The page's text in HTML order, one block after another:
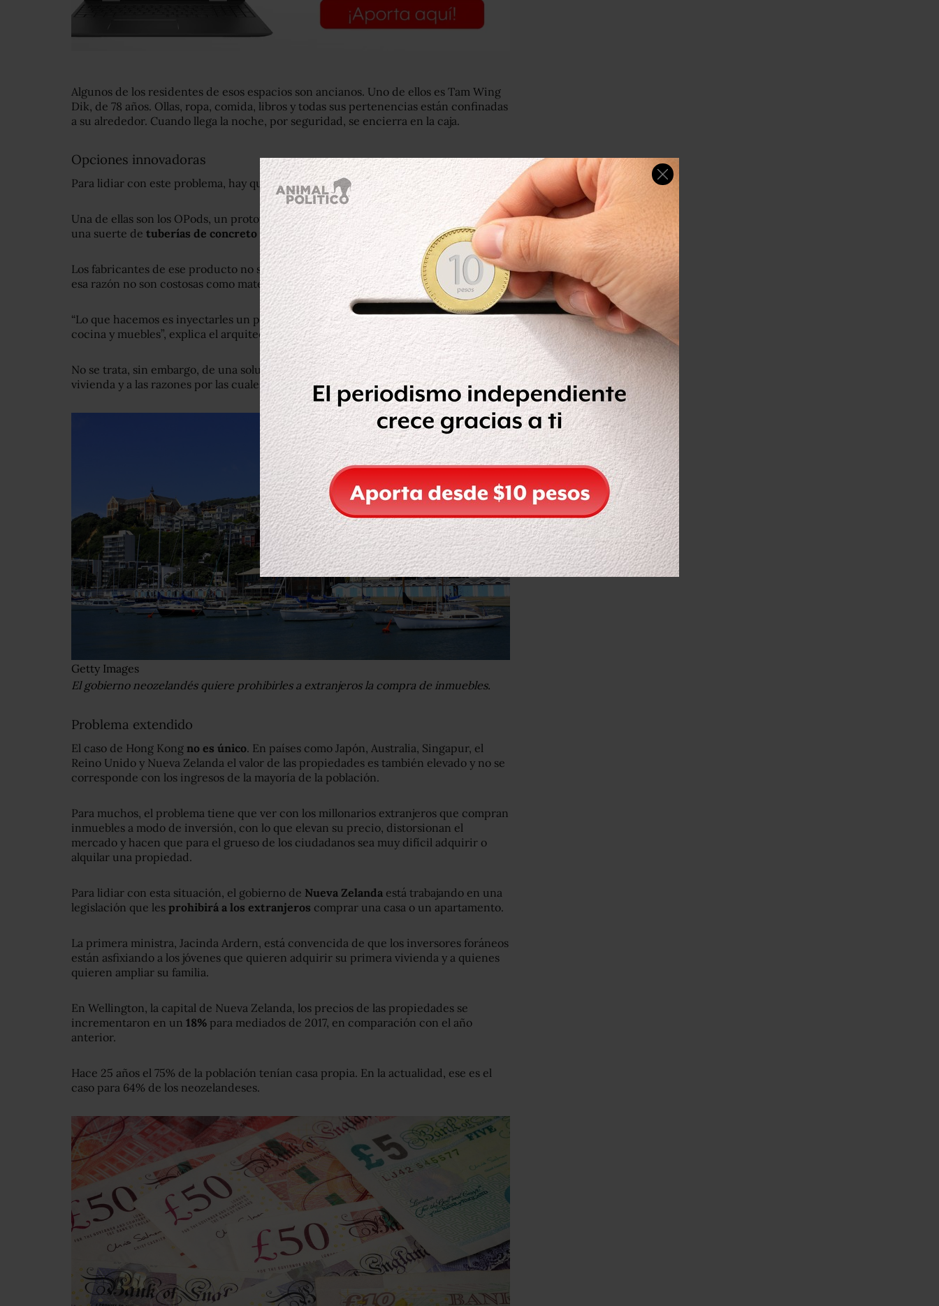
Algunos de los residentes de esos espacios son ancianos. Uno de ellos es Tam Wing
Dik, de 78 años. Ollas, ropa, comida, libros y todas sus pertenencias están confinadas
a su alrededor. Cuando llega la noche, por seguridad, se encierra en la caja.
Opciones innovadoras
Para lidiar con este problema, hay quienes han pensado en soluciones creativas.
Una de ellas son los OPods, un prototipo de apartamento pequeño construido en
una suerte de tuberías de concreto que se utilizan para el drenaje del agua.
Los fabricantes de ese producto no suelen utilizar todas las tuberías que crean y por
esa razón no son costosas como materia prima.
“Lo que hacemos es inyectarles un poco de capital. Incluimos un baño, una ducha,
cocina y muebles”, explica el arquitecto James Law, el promotor de la propuesta.
No se trata, sin embargo, de una solución permanente frente al alto costo de la
vivienda y a las razones por las cuales se presenta esa situación.
Getty Images
El gobierno neozelandés quiere prohibirles a extranjeros la compra de inmuebles.
Problema extendido
El caso de Hong Kong no es único. En países como Japón, Australia, Singapur, el
Reino Unido y Nueva Zelanda el valor de las propiedades es también elevado y no se
corresponde con los ingresos de la mayoría de la población.
Para muchos, el problema tiene que ver con los millonarios extranjeros que compran
inmuebles a modo de inversión, con lo que elevan su precio, distorsionan el
mercado y hacen que para el grueso de los ciudadanos sea muy difícil adquirir o
alquilar una propiedad.
Para lidiar con esta situación, el gobierno de Nueva Zelanda está trabajando en una
legislación que les prohibirá a los extranjeros comprar una casa o un apartamento.
La primera ministra, Jacinda Ardern, está convencida de que los inversores foráneos
están asfixiando a los jóvenes que quieren adquirir su primera vivienda y a quienes
quieren ampliar su familia.
En Wellington, la capital de Nueva Zelanda, los precios de las propiedades se
incrementaron en un 18% para mediados de 2017, en comparación con el año
anterior.
Hace 25 años el 75% de la población tenían casa propia. En la actualidad, ese es el
caso para 64% de los neozelandeses.